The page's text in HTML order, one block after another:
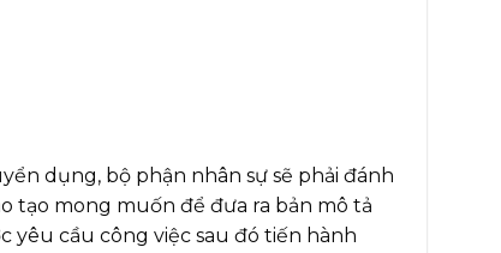
dụng, bộ phận nhân sự sẽ phải đánh
tạo mong muốn để đưa ra bản mô tả
yêu cầu công việc sau đó tiến hành